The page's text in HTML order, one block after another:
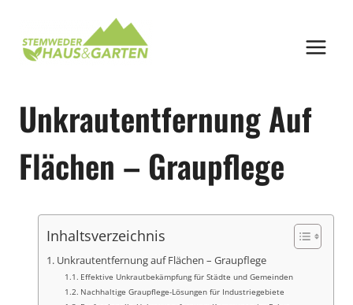
springen
Unkrautentfernung Auf
Flächen – Graupflege
Inhaltsverzeichnis
Unkrautentfernung auf Flächen – Graupflege
Effektive Unkrautbekämpfung für Städte und Gemeinden
Nachhaltige Graupflege-Lösungen für Industriegebiete